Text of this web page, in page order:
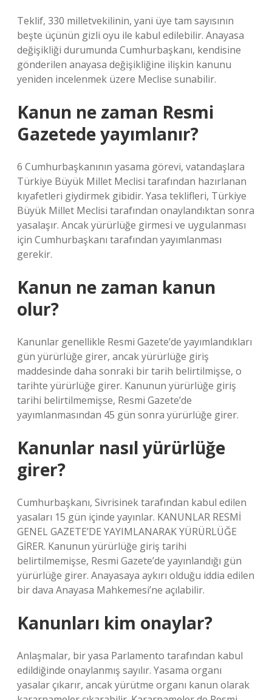
Teklif, 330 milletvekilinin, yani üye tam sayısının
beşte üçünün gizli oyu ile kabul edilebilir. Anayasa
değişikliği durumunda Cumhurbaşkanı, kendisine
gönderilen anayasa değişikliğine ilişkin kanunu
yeniden incelenmek üzere Meclise sunabilir.
Kanun ne zaman Resmi
Gazetede yayımlanır?
6 Cumhurbaşkanının yasama görevi, vatandaşlara
Türkiye Büyük Millet Meclisi tarafından hazırlanan
kıyafetleri giydirmek gibidir. Yasa teklifleri, Türkiye
Büyük Millet Meclisi tarafından onaylandıktan sonra
yasalaşır. Ancak yürürlüğe girmesi ve uygulanması
için Cumhurbaşkanı tarafından yayımlanması
gerekir.
Kanun ne zaman kanun
olur?
Kanunlar genellikle Resmi Gazete’de yayımlandıkları
gün yürürlüğe girer, ancak yürürlüğe giriş
maddesinde daha sonraki bir tarih belirtilmişse, o
tarihte yürürlüğe girer. Kanunun yürürlüğe giriş
tarihi belirtilmemişse, Resmi Gazete’de
yayımlanmasından 45 gün sonra yürürlüğe girer.
Kanunlar nasıl yürürlüğe
girer?
Cumhurbaşkanı, Sivrisinek tarafından kabul edilen
yasaları 15 gün içinde yayınlar. KANUNLAR RESMİ
GENEL GAZETE’DE YAYIMLANARAK YÜRÜRLÜĞE
GİRER. Kanunun yürürlüğe giriş tarihi
belirtilmemişse, Resmi Gazete’de yayınlandığı gün
yürürlüğe girer. Anayasaya aykırı olduğu iddia edilen
bir dava Anayasa Mahkemesi’ne açılabilir.
Kanunları kim onaylar?
Anlaşmalar, bir yasa Parlamento tarafından kabul
edildiğinde onaylanmış sayılır. Yasama organı
yasalar çıkarır, ancak yürütme organı kanun olarak